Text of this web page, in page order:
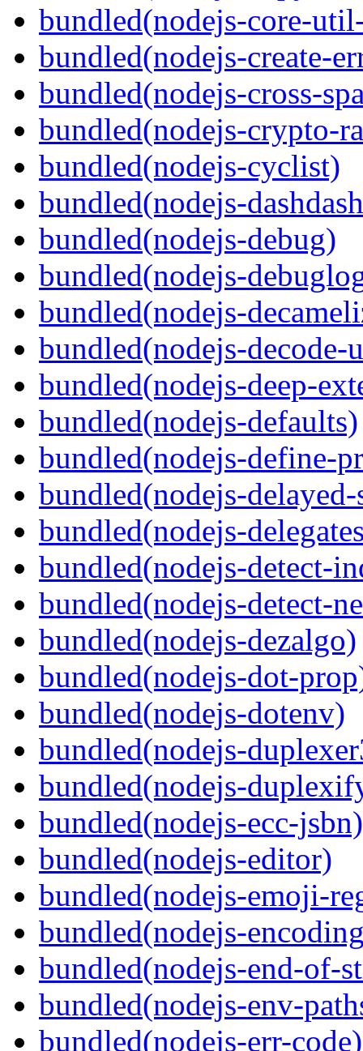
bundled(nodejs-core-
bundled(nodejs-create-
bundled(nodejs-cross-
bundled(nodejs-crypto-
bundled(nodejs-cyclist)
bundled(nodejs-
bundled(nodejs-debug)
bundled(nodejs-
bundled(nodejs-
bundled(nodejs-decode-
bundled(nodejs-deep-
bundled(nodejs-defaults)
bundled(nodejs-define-
bundled(nodejs-delayed-
bundled(nodejs-
bundled(nodejs-detect-
bundled(nodejs-detect-
bundled(nodejs-dezalgo)
bundled(nodejs-dot-
bundled(nodejs-dotenv)
bundled(nodejs-
bundled(nodejs-
bundled(nodejs-ecc-jsbn)
bundled(nodejs-editor)
bundled(nodejs-emoji-
bundled(nodejs-
bundled(nodejs-end-of-
bundled(nodejs-env-
bundled(nodejs-err-code)